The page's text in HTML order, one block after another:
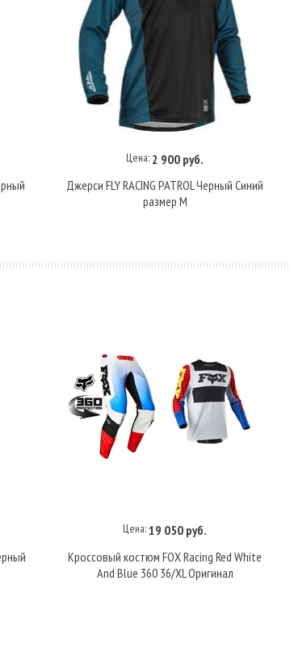
В корзину
Цена: 2 900 руб.
Джерси FLY RACING PATROL Черный Синий
размер M
В корзину
Цена:19 050 руб.
Кроссовый костюм FOX Racing Red White
And Blue 360 36/XL Оригинал